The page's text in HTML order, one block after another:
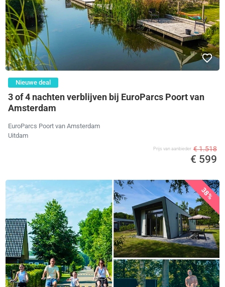
Nieuwe deal
3 of 4 nachten verblijven bij EuroParcs Poort van
Amsterdam
EuroParcs Poort van Amsterdam
Uitdam
Prijs van aanbieder € 1.518
€ 599
38%